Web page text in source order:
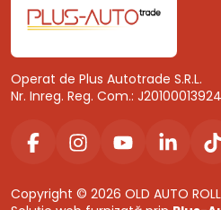
Operat de Plus Autotrade S.R.L.
Nr. Inreg. Reg. Com.:
Copyright © 2026 OLD AUTO